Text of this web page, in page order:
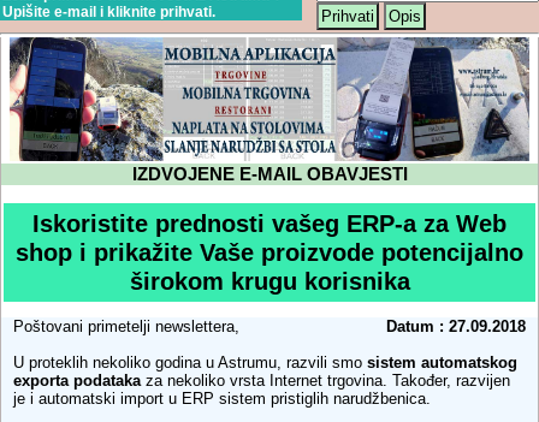
Upišite e-mail i kliknite prihvati.
Prihvati Opis
IZDVOJENE E-MAIL OBAVJESTI
Iskoristite prednosti vašeg ERP-a za Web
shop i prikažite Vaše proizvode potencijalno
širokom krugu korisnika
Datum : 27.09.2018
Poštovani primetelji newslettera,
U proteklih nekoliko godina u Astrumu, razvili smo sistem automatskog
exporta podatakaza nekoliko vrsta Internet trgovina. Također, razvijen
je i automatski import u ERP sistem pristiglih narudžbenica.